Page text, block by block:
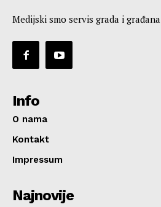
Medijski smo servis grada i
Info
O nama
Kontakt
Impressum
Najnovije